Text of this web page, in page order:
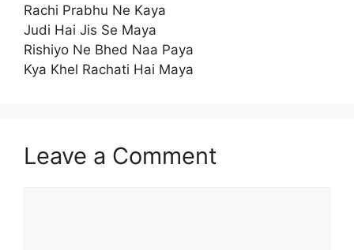
Rachi Prabhu Ne Kaya
Judi Hai Jis Se Maya
Rishiyo Ne Bhed Naa Paya
Kya Khel Rachati Hai Maya
Leave a Comment